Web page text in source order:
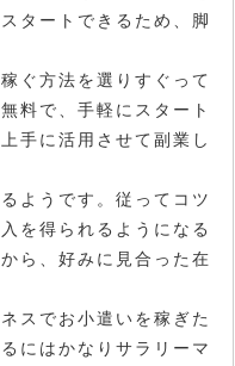
タートできるため、脚
ぐ方法を選りすぐって
料で、手軽にスタート
手に活用させて副業し
ようです。従ってコツ
を得られるようになる
ら、好みに見合った在
スでお小遣いを稼ぎた
にはかなりサラリーマ